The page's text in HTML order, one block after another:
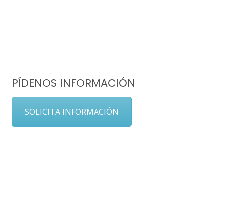
PÍDENOS INFORMACIÓN
SOLICITA INFORMACIÓN